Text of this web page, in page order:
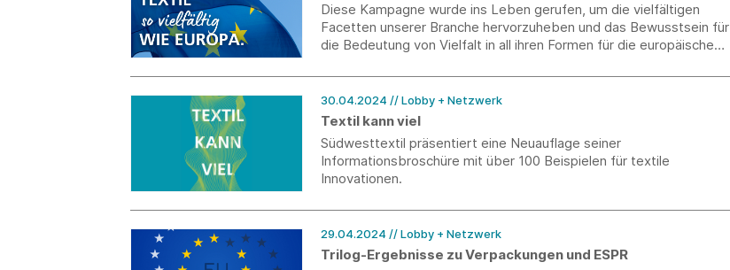
Diese Kampagne wurde ins Leben gerufen, um die vielfältigen
Facetten unserer Branche hervorzuheben und das Bewusstsein für
die Bedeutung von Vielfalt in all ihren Formen für die europäische
30.04.2024 // Lobby + Netzwerk
Textil kann viel
Südwesttextil präsentiert eine Neuauflage seiner
Informationsbroschüre mit über 100 Beispielen für textile
Innovationen.
29.04.2024 // Lobby + Netzwerk
Trilog-Ergebnisse zu Verpackungen und ESPR